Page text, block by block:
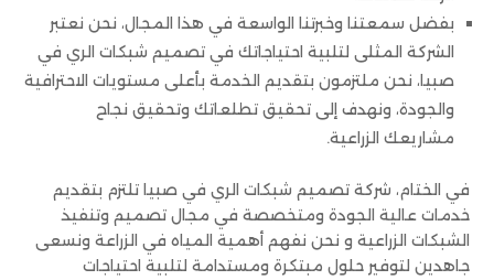
بفضل سمعتنا وخبرتنا الواسعة في هذا المجال، نحن نعتبر
الشركة المثلى لتلبية احتياجاتك في تصميم شبكات الري في
صبيا، نحن ملتزمون بتقديم الخدمة بأعلى مستويات الاحترافية
والجودة، ونهدف إلى تحقيق تطلعاتك وتحقيق نجاح
مشاريعك الزراعية.
في الختام، شركة تصميم شبكات الري في صبيا تلتزم بتقديم
خدمات عالية الجودة ومتخصصة في مجال تصميم وتنفيذ
الشبكات الزراعية و نحن نفهم أهمية المياه في الزراعة ونسعى
جاهدين لتوفير حلول مبتكرة ومستدامة لتلبية احتياجات